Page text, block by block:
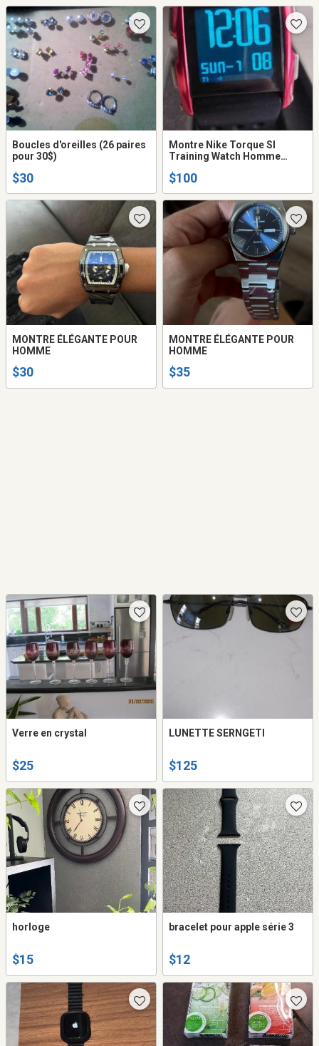
Boucles d'oreilles (26 paires
pour 30$)
$30
Montre Nike Torque SI
Training Watch Homme
$100
MONTRE ÉLÉGANTE POUR
HOMME
$30
MONTRE ÉLÉGANTE POUR
HOMME
$35
Verre en crystal
$25
LUNETTE SERNGETI
$125
horloge
$15
bracelet pour apple série 3
$12